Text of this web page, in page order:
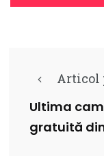
Articol
Ultima
gratuită din